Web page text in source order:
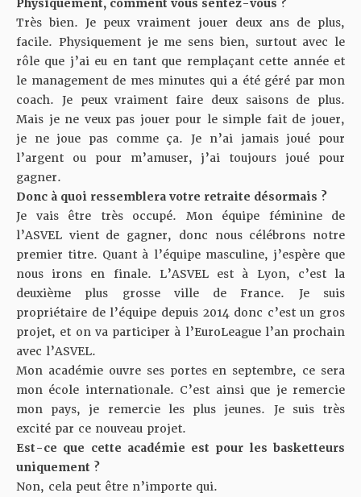
Très bien. Je peux vraiment jouer deux ans de plus,
facile. Physiquement je me sens bien, surtout avec le
rôle que j’ai eu en tant que remplaçant cette année et
le management de mes minutes qui a été géré par mon
coach. Je peux vraiment faire deux saisons de plus.
Mais je ne veux pas jouer pour le simple fait de jouer,
je ne joue pas comme ça. Je n’ai jamais joué pour
l’argent ou pour m’amuser, j’ai toujours joué pour
gagner.
Donc à quoi ressemblera votre retraite désormais ?
Je vais être très occupé. Mon équipe féminine de
l’ASVEL vient de gagner, donc nous célébrons notre
premier titre. Quant à l’équipe masculine, j’espère que
nous irons en finale. L’ASVEL est à Lyon, c’est la
deuxième plus grosse ville de France. Je suis
propriétaire de l’équipe depuis 2014 donc c’est un gros
projet, et on va participer à l’EuroLeague l’an prochain
avec l’ASVEL.
Mon académie ouvre ses portes en septembre, ce sera
mon école internationale. C’est ainsi que je remercie
mon pays, je remercie les plus jeunes. Je suis très
excité par ce nouveau projet.
Est-ce que cette académie est pour les basketteurs
uniquement ?
Non, cela peut être n’importe qui.